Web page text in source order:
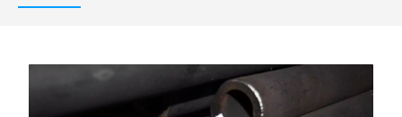
КАК МЫ РАБОТАЕМ
ДОСТАВКА И ОПЛАТА